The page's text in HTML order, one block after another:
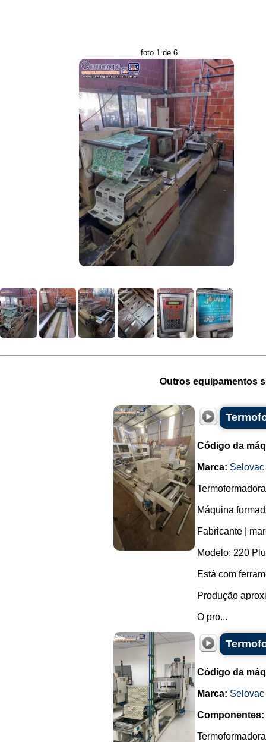
foto 1 de 6
Outros equipamentos
Código da
Marca: Selovac
Máquina
Fabricante |
Modelo: 220
Está com
Produção
O pro...
Código da
Marca: Selovac
Componentes: